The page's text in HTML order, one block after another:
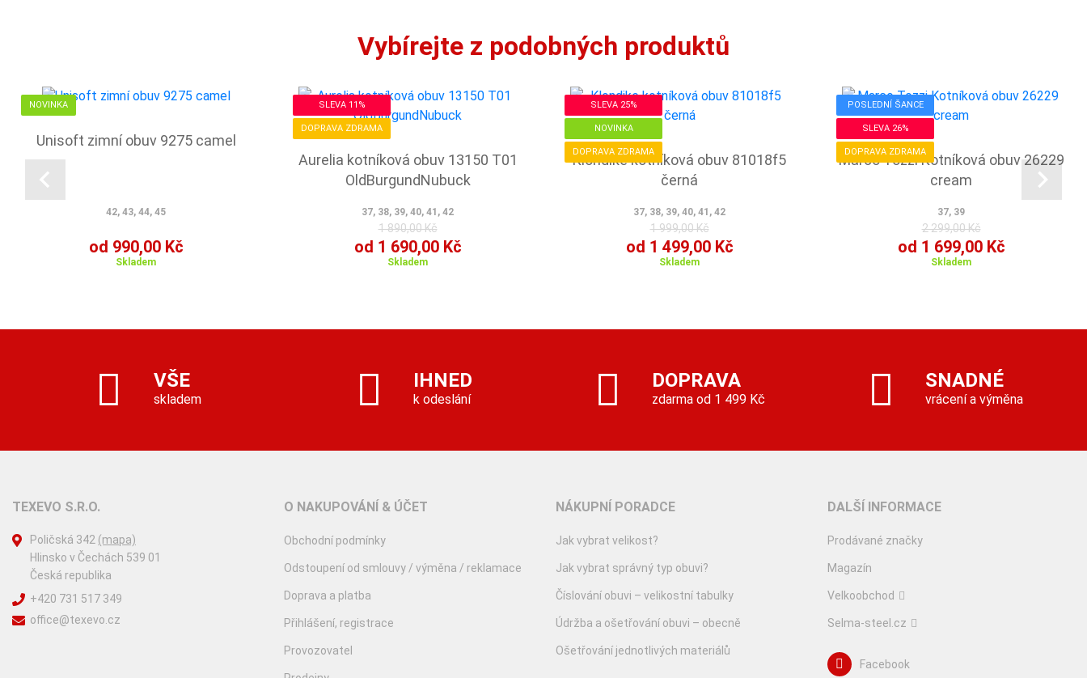
Vybírejte z podobných produktů
NOVINKA
Unisoft zimní obuv 9275 camel
42, 43, 44, 45
od 990,00 Kč
Skladem
SLEVA 11%
DOPRAVA ZDRAMA
Aurelia kotníková obuv 13150 T01
OldBurgundNubuck
37, 38, 39, 40, 41, 42
1 890,00 Kč
od 1 690,00 Kč
Skladem
SLEVA 25%
NOVINKA
DOPRAVA ZDRAMA
Klondike kotníková obuv 81018f5
černá
37, 38, 39, 40, 41, 42
1 999,00 Kč
od 1 499,00 Kč
Skladem
POSLEDNÍ ŠANCE
SLEVA 26%
DOPRAVA ZDRAMA
Marco Tozzi Kotníková obuv 26229
cream
37, 39
2 299,00 Kč
od 1 699,00 Kč
Skladem
VŠE
skladem
IHNED
k odeslání
DOPRAVA
zdarma od 1 499 Kč
SNADNÉ
vrácení a výměna
TEXEVO S.R.O.
Poličská 342 (mapa)
Hlinsko v Čechách 539 01
Česká republika
+420 731 517 349
office@texevo.cz
O NAKUPOVÁNÍ & ÚČET
Obchodní podmínky
Odstoupení od smlouvy / výměna / reklamace
Doprava a platba
Přihlášení, registrace
Provozovatel
NÁKUPNÍ PORADCE
Jak vybrat velikost?
Jak vybrat správný typ obuvi?
Číslování obuvi – velikostní tabulky
Údržba a ošetřování obuvi – obecně
Ošetřování jednotlivých materiálů
DALŠÍ INFORMACE
Prodávané značky
Magazín
Velkoobchod
Selma-steel.cz
Facebook